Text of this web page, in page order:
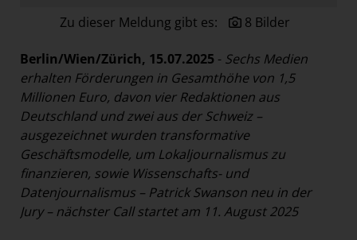
section.d
Swiss Life Select
The Companion
The Hoxton
Unibail-Rodamco-Westfield
Vöslauer
NMK
Zu dieser Meldung gibt es: 8 Bilder
Berlin/Wien/Zürich, 15.07.2025 - Sechs Medien
erhalten Förderungen in Gesamthöhe von 1,5
Millionen Euro, davon vier Redaktionen aus
Deutschland und zwei aus der Schweiz –
ausgezeichnet wurden transformative
Geschäftsmodelle, um Lokaljournalismus zu
finanzieren, sowie Wissenschafts- und
Datenjournalismus – Patrick Swanson neu in der
Jury – nächster Call startet am 11. August 2025